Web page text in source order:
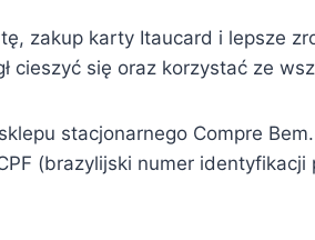
zakup karty Itaucard i lepsze
cieszyć się oraz korzystać ze
stacjonarnego Compre
(brazylijski numer